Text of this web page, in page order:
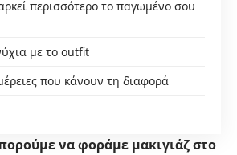
περισσότερο το παγωμένο σου
με το outfit
που κάνουν τη διαφορά
να φοράμε μακιγιάζ στο